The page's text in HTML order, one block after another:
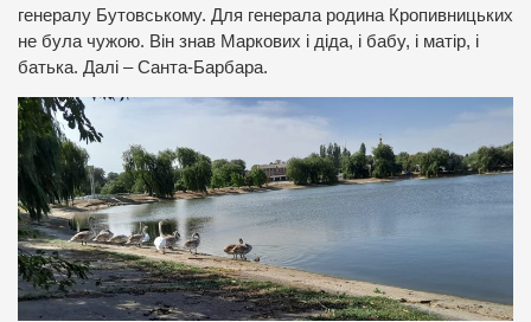
генералу Бутовському. Для генерала родина Кропивницьких
не була чужою. Він знав Маркових і діда, і бабу, і матір, і
батька. Далі – Санта-Барбара.